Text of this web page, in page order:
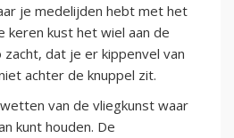
je medelijden hebt met het
keren kust het wiel aan de
dat je er kippenvel van
achter de knuppel zit.
van de vliegkunst waar
kunt houden. De